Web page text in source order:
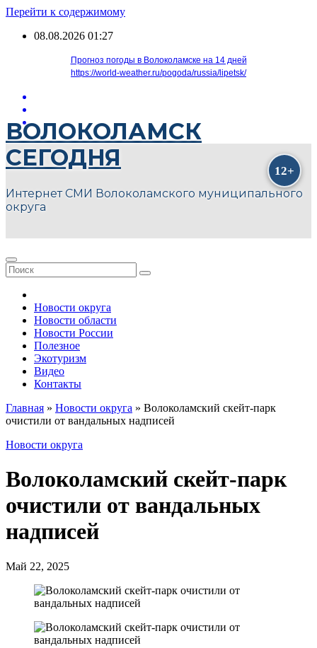
Перейти к содержимому
08.08.2026 01:27
Прогноз погоды в Волоколамске на 14 дней
https://world-weather.ru/pogoda/russia/lipetsk/
ВОЛОКОЛАМСК
СЕГОДНЯ
Интернет СМИ Волоколамского муниципального
округа
Новости округа
Новости области
Новости России
Полезное
Экотуризм
Видео
Контакты
Главная » Новости округа » Волоколамский скейт-парк
очистили от вандальных надписей
Новости округа
Волоколамский скейт-парк
очистили от вандальных
надписей
Май 22, 2025